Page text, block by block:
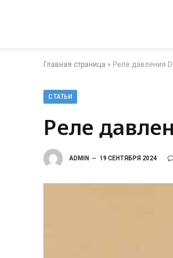
Главная страница » Реле давления
СТАТЬИ
Реле
ADMIN 19 СЕНТЯБРЯ 2024